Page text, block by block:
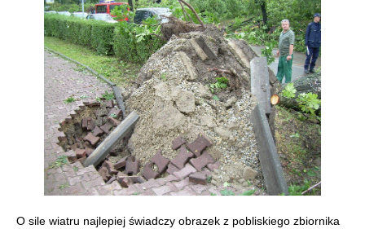
O sile wiatru najlepiej świadczy obrazek z pobliskiego zbiornika